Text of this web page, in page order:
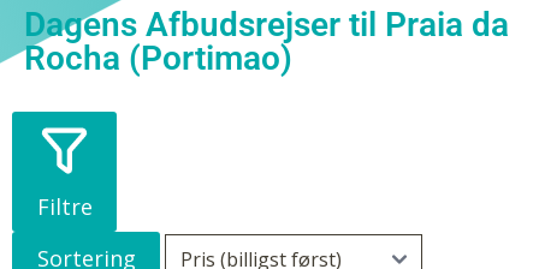
Dagens Afbudsrejser til Praia da
Rocha (Portimao)
Filtre
Sortering